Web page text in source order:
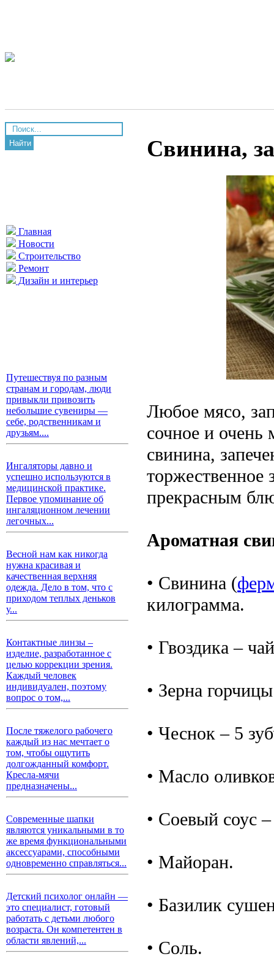
Найти
Главная
Новости
Строительство
Ремонт
Дизайн и интерьер
Путешествуя по разным
странам и городам, люди
привыкли привозить
небольшие сувениры —
себе, родственникам и
друзьям....
Ингаляторы давно и
успешно используются в
медицинской практике.
Первое упоминание об
ингаляционном лечении
легочных...
Весной нам как никогда
нужна красивая и
качественная верхняя
одежда. Дело в том, что с
приходом теплых деньков
у...
Контактные линзы –
изделие, разработанное с
целью коррекции зрения.
Каждый человек
индивидуален, поэтому
вопрос о том,...
После тяжелого рабочего
каждый из нас мечтает о
том, чтобы ощутить
долгожданный комфорт.
Кресла-мячи
предназначены...
Современные шапки
являются уникальными в то
же время функциональными
аксессуарами, способными
одновременно справляться...
Детский психолог онлайн —
это специалист, готовый
работать с детьми любого
возраста. Он компетентен в
области явлений,...
Свинина,
Любое мясо,
сочное и очень
свинина,
торжественное
прекрасным
Ароматная
• Свинина (
килограмма.
• Гвоздика –
• Зерна
• Чеснок – 5
• Масло
• Соевый соус
• Майоран.
• Базилик
• Соль.